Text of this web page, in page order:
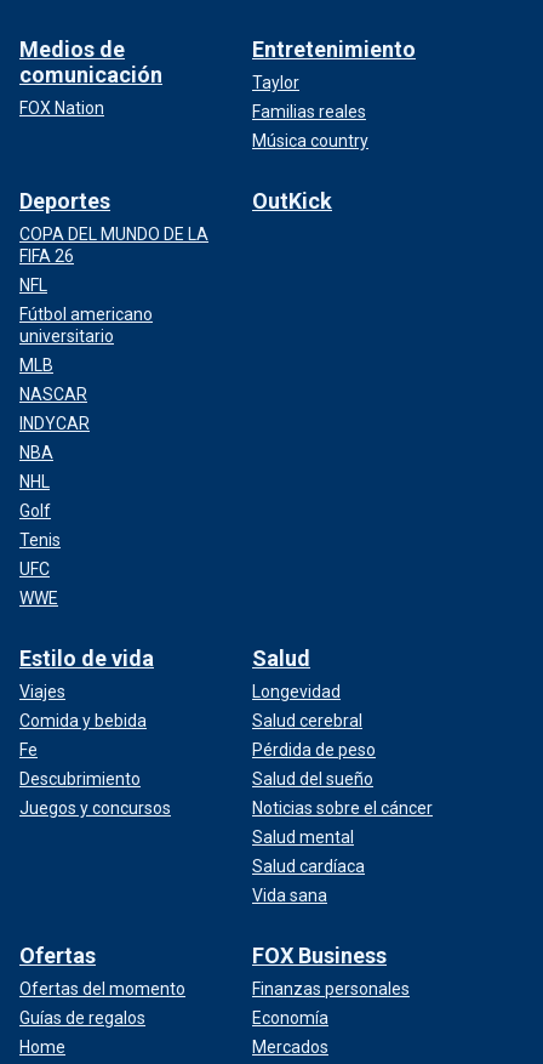
Medios de
comunicación
FOX Nation
Entretenimiento
Taylor
Familias reales
Música country
Deportes
COPA DEL MUNDO DE LA
FIFA 26
NFL
Fútbol americano
universitario
MLB
NASCAR
INDYCAR
NBA
NHL
Golf
Tenis
UFC
WWE
OutKick
Estilo de vida
Viajes
Comida y bebida
Fe
Descubrimiento
Juegos y concursos
Salud
Longevidad
Salud cerebral
Pérdida de peso
Salud del sueño
Noticias sobre el cáncer
Salud mental
Salud cardíaca
Vida sana
Ofertas
Ofertas del momento
Guías de regalos
Home
FOX Business
Finanzas personales
Economía
Mercados